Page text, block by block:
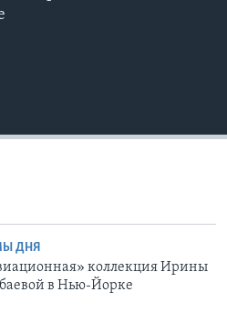
ДНЯ
коллекция Ирины
в Нью-Йорке